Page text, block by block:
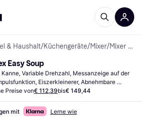
& Haushalt/Küchengeräte/Mixer/ Mixer mit Kanne
Easy Soup
Kanne, Variable Drehzahl, Messanzeige auf der
Eiszerkleinerer, Abnehmbare
Preise von€ 112,39bis€ 149,44
mit Lerne wie